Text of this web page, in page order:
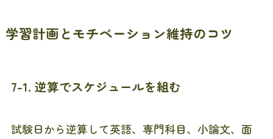
学習計画とモチベーション維持のコツ
7-1. 逆算でスケジュールを組む
試験日から逆算して英語、専門科目、小論文、面